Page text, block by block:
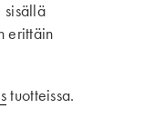
sisällä
erittäin
tuotteissa.